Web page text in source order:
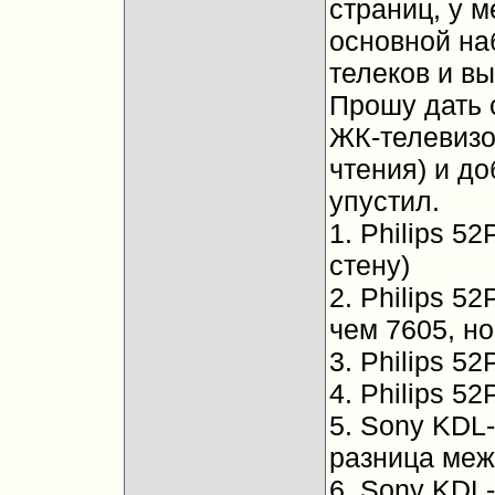
страниц, у
основной
телеков и
Прошу дать
ЖК-
чтения) и
упустил.
1. Philips
стену)
2. Philips
чем 7605,
3. Philips
4. Philips
5. Sony
разница